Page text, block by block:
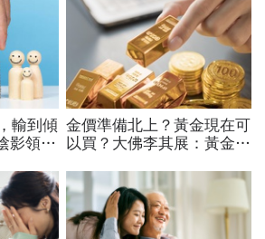
輸到傾
影領
「誰最
金價準備北上？黃金現在可
以買？大佛李其展：黃金價
瑞銀3理由喊5000美元不遠
了